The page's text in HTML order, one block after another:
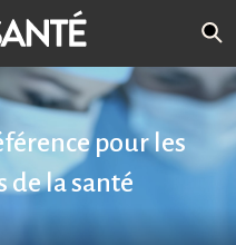
pour les
de la santé